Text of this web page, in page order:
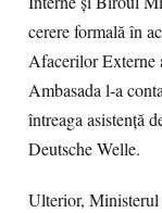
cerere formală în
Afacerilor Externe
Ambasada l-a
întreaga asistență
Deutsche Welle.
Ulterior, Ministerul